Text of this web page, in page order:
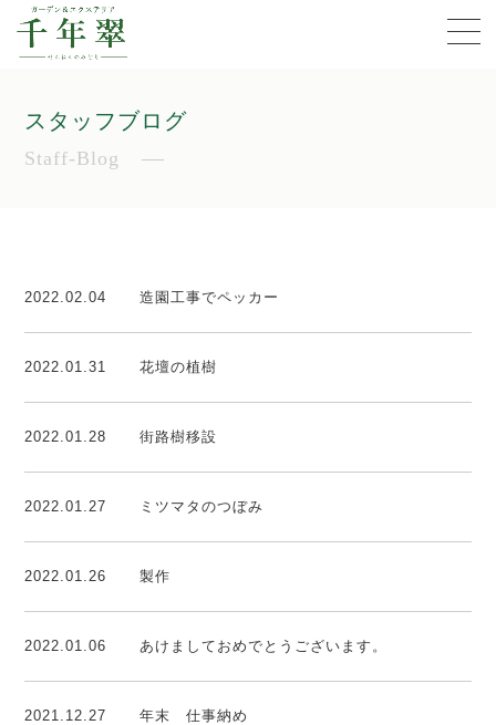
スタッフブログ
Staff-Blog
2022.02.04 造園工事でペッカー
2022.01.31 花壇の植樹
2022.01.28 街路樹移設
2022.01.27 ミツマタのつぼみ
2022.01.26 製作
2022.01.06 あけましておめでとうございます。
2021.12.27 年末 仕事納め